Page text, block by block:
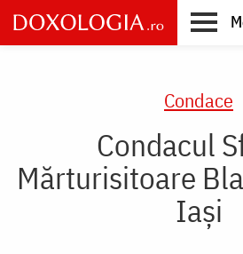
Skip
to
main
Condace
Condacul
Mărturisitoare
Iași